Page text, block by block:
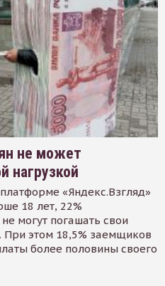
не может
нагрузкой
«Яндекс.Взгляд»
18 лет, 22%
могут погашать свои
При этом 18,5% заемщиков
более половины своего